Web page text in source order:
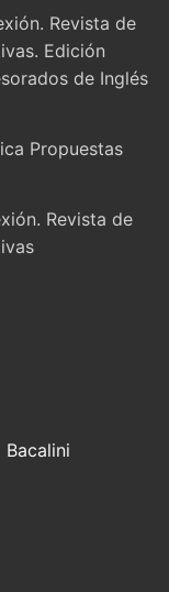
Revista de
Edición
de Inglés
Propuestas
Revista de
Bacalini